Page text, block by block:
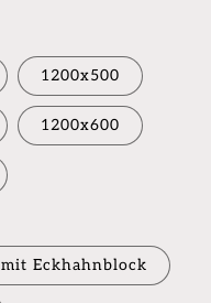
1200x500
1200x600
mit Eckhahnblock